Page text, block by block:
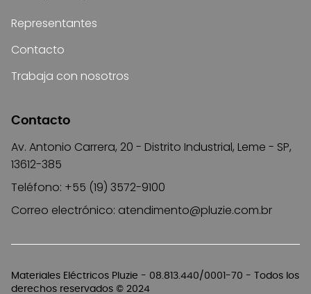
Materiales Eléctricos Pluzie - 08.813.440/0001-70 - Todos los
derechos reservados © 2024
Representantes
Contacto
Trabaja con nosotros
Contacto
Av. Antonio Carrera, 20 - Distrito Industrial, Leme - SP,
13612-385
Teléfono: +55 (19) 3572-9100
Correo electrónico: atendimento@pluzie.com.br